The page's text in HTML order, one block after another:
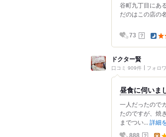
谷町九丁目にあ
だのはこの店
73 ？
ドクター賢
口コミ 909件 フォロ
昼食に伺いま
一人だったので
たのですが、焼
までつい... 詳細
888 ？